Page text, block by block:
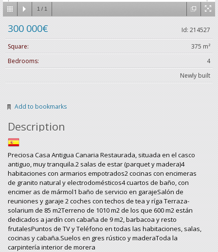
1 / 1
Id: 214527
300 000€
Square:
375 m²
Bedrooms:
4
Newly built
Add to bookmarks
Description
Preciosa Casa Antigua Canaria Restaurada, situada en el casco
antiguo, muy tranquila.2 salas de estar (parquet y madera)4
habitaciones con armarios empotrados2 cocinas con encimeras
de granito natural y electrodomésticos4 cuartos de baño, con
encimer as de mármol1 baño de servicio en garajeSalón de
reuniones y garaje 2 coches con techos de tea y ríga Terraza-
solarium de 85 m2Terreno de 1010 m2 de los que 600 m2 están
dedicados a jardín con cabaña de 9 m2, barbacoa y resto
frutalesPuntos de TV y Teléfono en todas las habitaciones, salas,
cocinas y cabaña.Suelos en gres rústico y maderaToda la
carpintería interior de morera